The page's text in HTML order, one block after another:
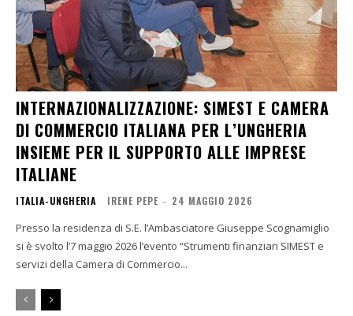
INTERNAZIONALIZZAZIONE: SIMEST E CAMERA
DI COMMERCIO ITALIANA PER L’UNGHERIA
INSIEME PER IL SUPPORTO ALLE IMPRESE
ITALIANE
ITALIA-UNGHERIA IRENE PEPE - 24 MAGGIO 2026
Presso la residenza di S.E. l’Ambasciatore Giuseppe Scognamiglio
si è svolto l’7 maggio 2026 l’evento “Strumenti finanziari SIMEST e
servizi della Camera di Commercio...